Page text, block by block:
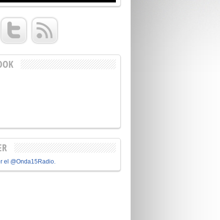
el @Onda15Radio.